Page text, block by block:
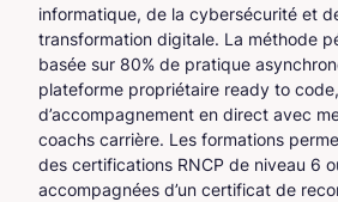
informatique, de la cybersécurité et
transformation digitale. La méthode
basée sur 80% de pratique
plateforme propriétaire ready to
d’accompagnement en direct avec
coachs carrière. Les formations
des certifications RNCP de niveau 6
accompagnées d’un certificat de